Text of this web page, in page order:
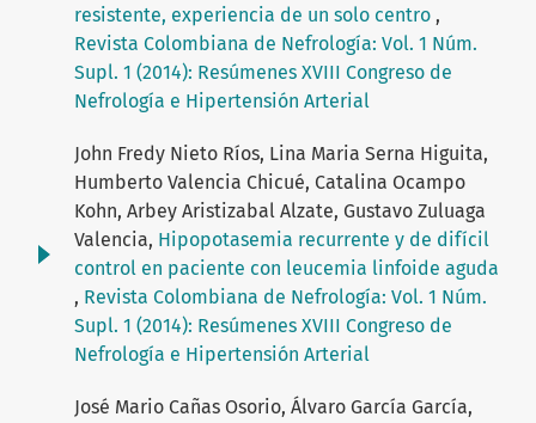
resistente, experiencia de un solo centro ,
Revista Colombiana de Nefrología: Vol. 1 Núm.
Supl. 1 (2014): Resúmenes XVIII Congreso de
Nefrología e Hipertensión Arterial
John Fredy Nieto Ríos, Lina Maria Serna Higuita,
Humberto Valencia Chicué, Catalina Ocampo
Kohn, Arbey Aristizabal Alzate, Gustavo Zuluaga
Valencia, Hipopotasemia recurrente y de difícil
control en paciente con leucemia linfoide aguda
, Revista Colombiana de Nefrología: Vol. 1 Núm.
Supl. 1 (2014): Resúmenes XVIII Congreso de
Nefrología e Hipertensión Arterial
José Mario Cañas Osorio, Álvaro García García,